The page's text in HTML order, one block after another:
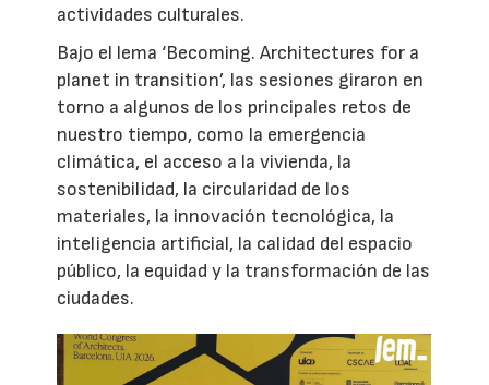
actividades culturales.
Bajo el lema ‘Becoming. Architectures for a
planet in transition’, las sesiones giraron en
torno a algunos de los principales retos de
nuestro tiempo, como la emergencia
climática, el acceso a la vivienda, la
sostenibilidad, la circularidad de los
materiales, la innovación tecnológica, la
inteligencia artificial, la calidad del espacio
público, la equidad y la transformación de las
ciudades.